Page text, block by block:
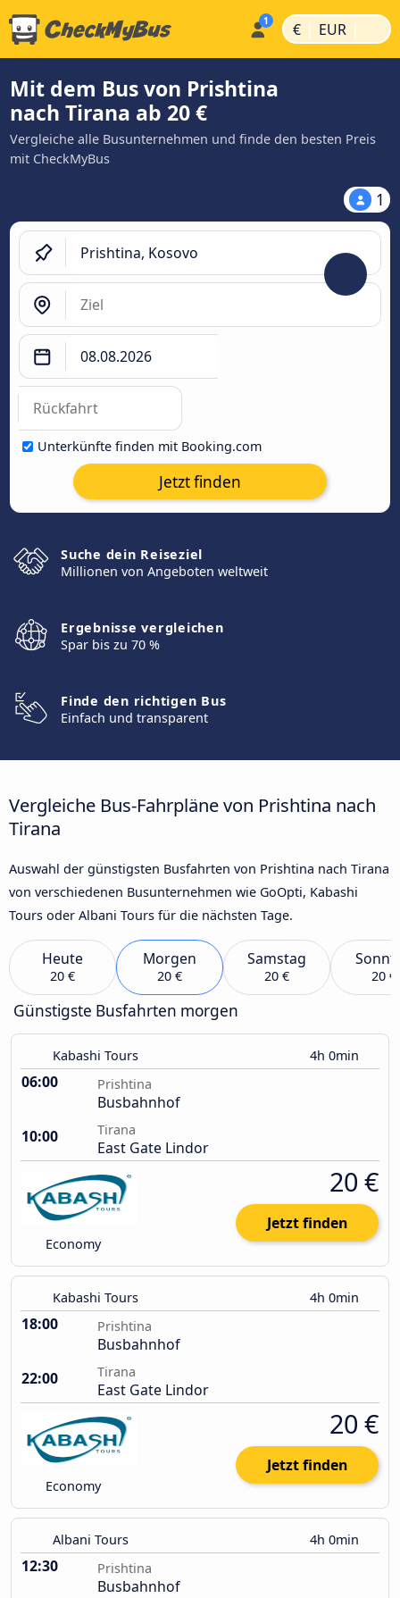
€ | EUR |
Mit dem Bus von Prishtina
nach Tirana ab 20 €
Vergleiche alle Busunternehmen und finde den besten Preis
mit CheckMyBus
1
Unterkünfte finden mit Booking.com
Jetzt finden
Suche dein Reiseziel
Millionen von Angeboten weltweit
Ergebnisse vergleichen
Spar bis zu 70 %
Finde den richtigen Bus
Einfach und transparent
Vergleiche Bus-Fahrpläne von Prishtina nach
Tirana
Auswahl der günstigsten Busfahrten von Prishtina nach Tirana
von verschiedenen Busunternehmen wie GoOpti, Kabashi
Tours oder Albani Tours für die nächsten Tage.
Heute
20 €
Morgen
20 €
Samstag
20 € 20 €
Günstigste Busfahrten morgen
Kabashi Tours 4h 0min
06:00 Prishtina
Busbahnhof
10:00
Tirana
East Gate Lindor
Economy
20 €
Jetzt finden
Kabashi Tours 4h 0min
18:00 Prishtina
Busbahnhof
22:00
Tirana
East Gate Lindor
Economy
20 €
Jetzt finden
Albani Tours 4h 0min
12:30 Prishtina
Busbahnhof